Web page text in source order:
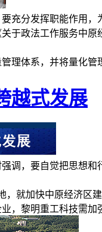
充分发挥职能作用，
于政法工作服务中
理体系，并将量化
越式发展
调，要自觉把思想
，就加快中原经济
，黎明重工科技需